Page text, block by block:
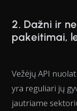
2. Dažni ir
pakeitimai,
Vežėjų API
yra reguliari jų
jautriame